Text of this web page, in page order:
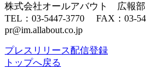
株式会社オールアバウト 広報
TEL：03-5447-3770 FAX：03-
pr@im.allabout.co.jp
プレスリリース配信登録
トップへ戻る